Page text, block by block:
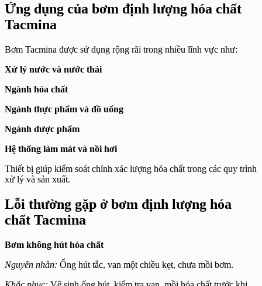
Ứng dụng của bơm định lượng hóa chất
Tacmina
Bơm Tacmina được sử dụng rộng rãi trong nhiều lĩnh vực như:
Xử lý nước và nước thải
Ngành hóa chất
Ngành thực phẩm và đồ uống
Ngành dược phẩm
Hệ thống làm mát và nồi hơi
Thiết bị giúp kiểm soát chính xác lượng hóa chất trong các quy trình
xử lý và sản xuất.
Lỗi thường gặp ở bơm định lượng hóa
chất Tacmina
Bơm không hút hóa chất
Nguyên nhân: Ống hút tắc, van một chiều kẹt, chưa mồi bơm.